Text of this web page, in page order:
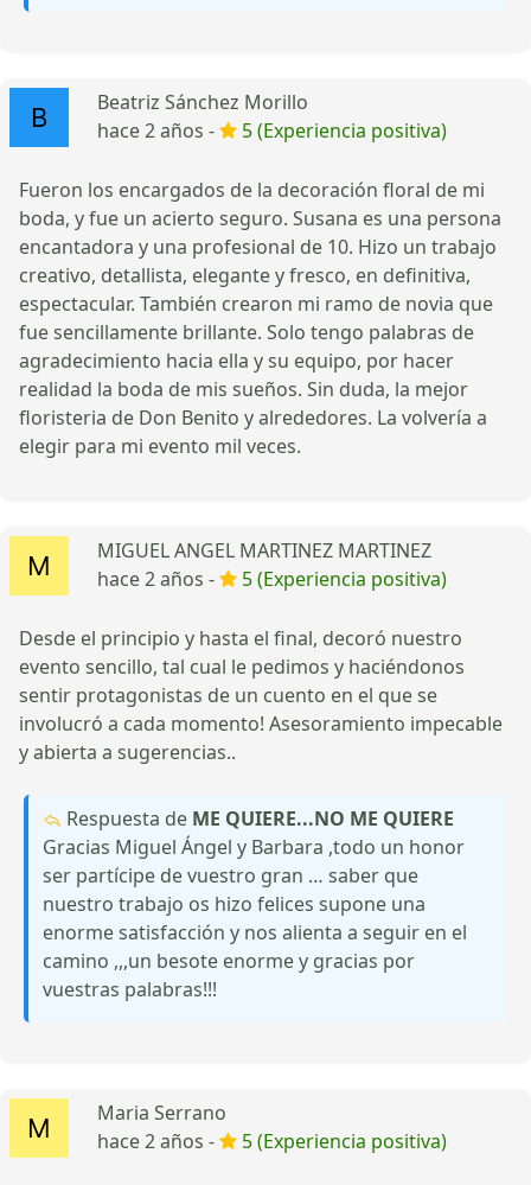
Beatriz Sánchez Morillo
hace 2 años -
5 (Experiencia positiva)
Fueron los encargados de la decoración floral de mi
boda, y fue un acierto seguro. Susana es una persona
encantadora y una profesional de 10. Hizo un trabajo
creativo, detallista, elegante y fresco, en definitiva,
espectacular. También crearon mi ramo de novia que
fue sencillamente brillante. Solo tengo palabras de
agradecimiento hacia ella y su equipo, por hacer
realidad la boda de mis sueños. Sin duda, la mejor
floristeria de Don Benito y alrededores. La volvería a
elegir para mi evento mil veces.
MIGUEL ANGEL MARTINEZ MARTINEZ
hace 2 años -
5 (Experiencia positiva)
Desde el principio y hasta el final, decoró nuestro
evento sencillo, tal cual le pedimos y haciéndonos
sentir protagonistas de un cuento en el que se
involucró a cada momento! Asesoramiento impecable
y abierta a sugerencias..
Respuesta de ME QUIERE...NO ME QUIERE
Gracias Miguel Ángel y Barbara ,todo un honor
ser partícipe de vuestro gran … saber que
nuestro trabajo os hizo felices supone una
enorme satisfacción y nos alienta a seguir en el
camino ,,,un besote enorme y gracias por
vuestras palabras!!!
Maria Serrano
hace 2 años -
5 (Experiencia positiva)